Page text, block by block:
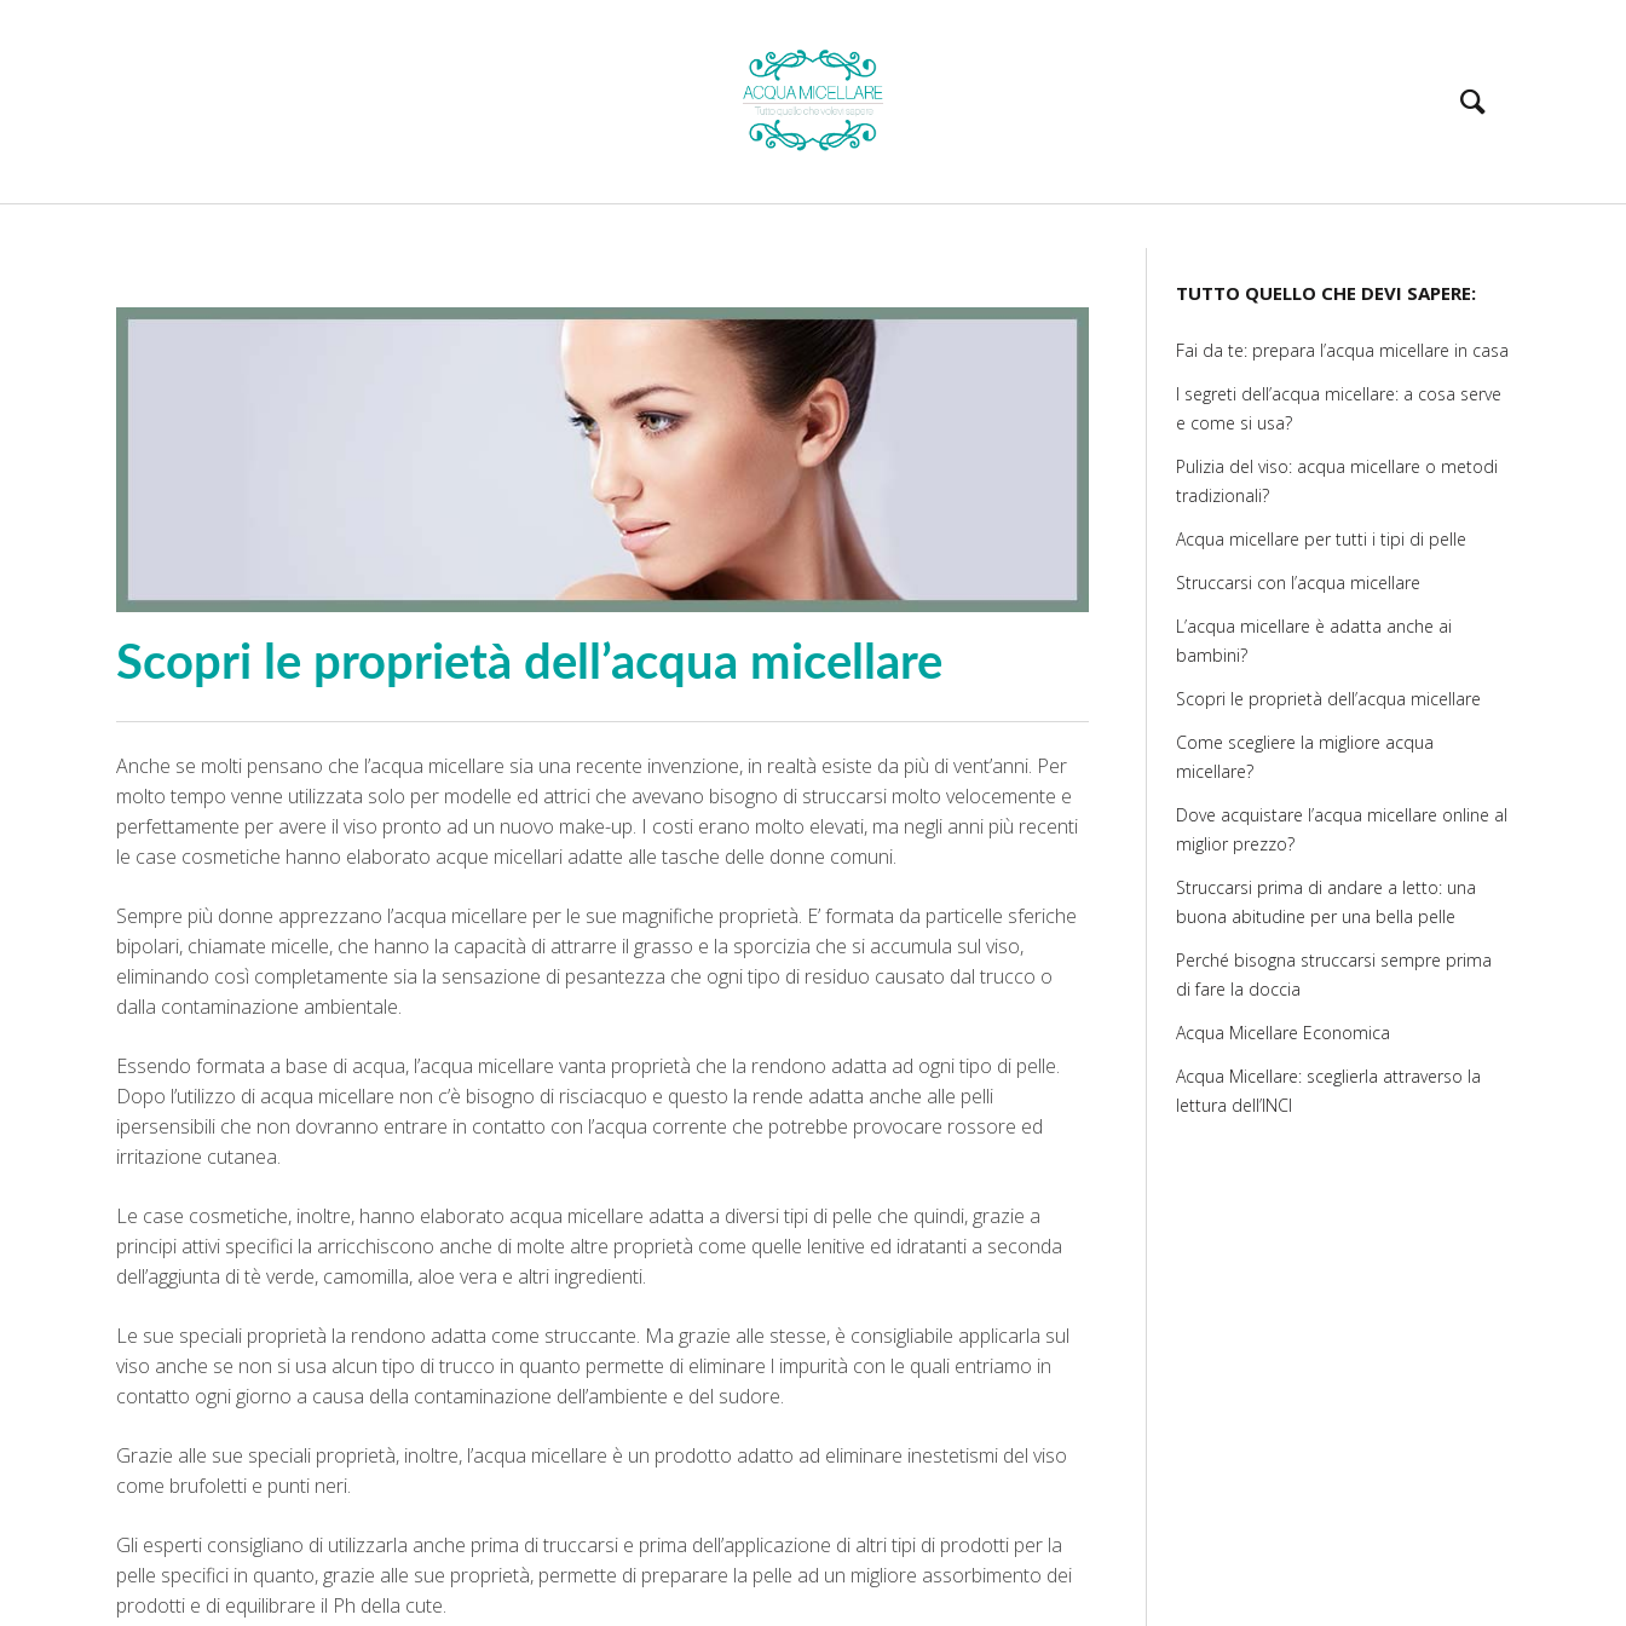
Scopri le proprietà dell’acqua micellare
Anche se molti pensano che l’acqua micellare sia una recente invenzione, in realtà esiste da più di vent’anni. Per
molto tempo venne utilizzata solo per modelle ed attrici che avevano bisogno di struccarsi molto velocemente e
perfettamente per avere il viso pronto ad un nuovo make-up. I costi erano molto elevati, ma negli anni più recenti
le case cosmetiche hanno elaborato acque micellari adatte alle tasche delle donne comuni.
Sempre più donne apprezzano l’acqua micellare per le sue magnifiche proprietà. E’ formata da particelle sferiche
bipolari, chiamate micelle, che hanno la capacità di attrarre il grasso e la sporcizia che si accumula sul viso,
eliminando così completamente sia la sensazione di pesantezza che ogni tipo di residuo causato dal trucco o
dalla contaminazione ambientale.
Essendo formata a base di acqua, l’acqua micellare vanta proprietà che la rendono adatta ad ogni tipo di pelle.
Dopo l’utilizzo di acqua micellare non c’è bisogno di risciacquo e questo la rende adatta anche alle pelli
ipersensibili che non dovranno entrare in contatto con l’acqua corrente che potrebbe provocare rossore ed
irritazione cutanea.
Le case cosmetiche, inoltre, hanno elaborato acqua micellare adatta a diversi tipi di pelle che quindi, grazie a
principi attivi specifici la arricchiscono anche di molte altre proprietà come quelle lenitive ed idratanti a seconda
dell’aggiunta di tè verde, camomilla, aloe vera e altri ingredienti.
Le sue speciali proprietà la rendono adatta come struccante. Ma grazie alle stesse, è consigliabile applicarla sul
viso anche se non si usa alcun tipo di trucco in quanto permette di eliminare l impurità con le quali entriamo in
contatto ogni giorno a causa della contaminazione dell’ambiente e del sudore.
Grazie alle sue speciali proprietà, inoltre, l’acqua micellare è un prodotto adatto ad eliminare inestetismi del viso
come brufoletti e punti neri.
Gli esperti consigliano di utilizzarla anche prima di truccarsi e prima dell’applicazione di altri tipi di prodotti per la
pelle specifici in quanto, grazie alle sue proprietà, permette di preparare la pelle ad un migliore assorbimento dei
prodotti e di equilibrare il Ph della cute.
TUTTO QUELLO CHE DEVI SAPERE:
Fai da te: prepara l’acqua micellare in casa
I segreti dell’acqua micellare: a cosa serve
e come si usa?
Pulizia del viso: acqua micellare o metodi
tradizionali?
Acqua micellare per tutti i tipi di pelle
Struccarsi con l’acqua micellare
L’acqua micellare è adatta anche ai
bambini?
Scopri le proprietà dell’acqua micellare
Come scegliere la migliore acqua
micellare?
Dove acquistare l’acqua micellare online al
miglior prezzo?
Struccarsi prima di andare a letto: una
buona abitudine per una bella pelle
Perché bisogna struccarsi sempre prima
di fare la doccia
Acqua Micellare Economica
Acqua Micellare: sceglierla attraverso la
lettura dell’INCI